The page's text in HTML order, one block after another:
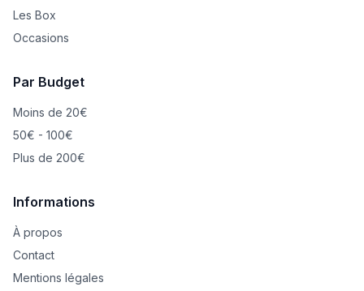
Les Box
Occasions
Par Budget
Moins de 20€
50€ - 100€
Plus de 200€
Informations
À propos
Contact
Mentions légales